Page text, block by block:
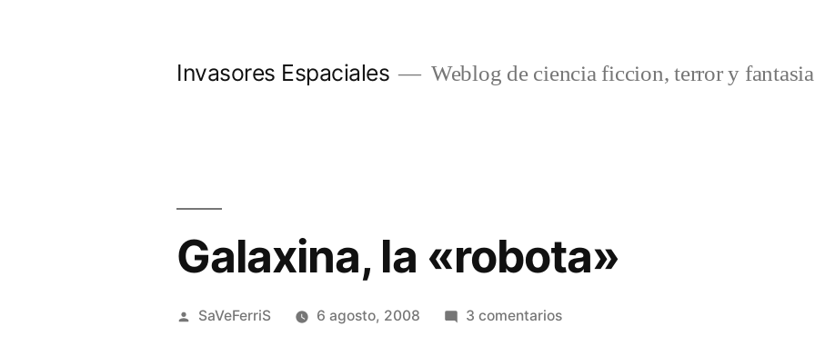
Invasores Espaciales Weblog de ciencia ficcion, terror y fantasia
Galaxina, la «robota»
Publicado
SaVeFerriS 6 agosto, 2008 3 comentariosen